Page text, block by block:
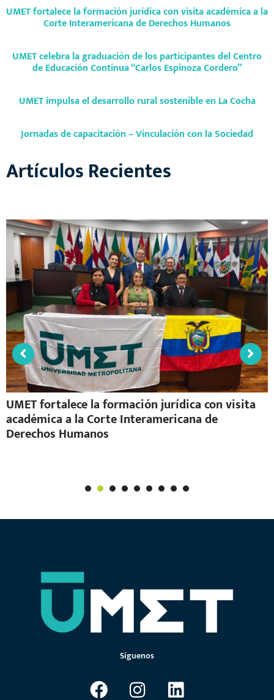
UMET fortalece la formación jurídica con visita académica a la
Corte Interamericana de Derechos Humanos
UMET celebra la graduación de los participantes del Centro
de Educación Continua “Carlos Espinoza Cordero”
UMET impulsa el desarrollo rural sostenible en La Cocha
Jornadas de capacitación – Vinculación con la Sociedad
Artículos Recientes
UMET fortalece la formación jurídica con visita
académica a la Corte Interamericana de
Derechos Humanos
1
Síguenos